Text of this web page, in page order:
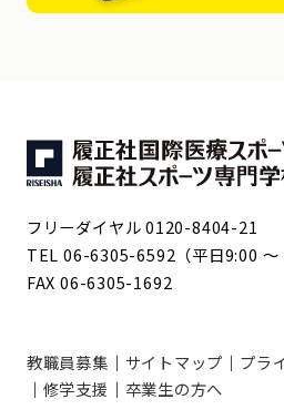
フリーダイヤル 0120-8404-21
TEL 06-6305-6592（平日9:00 ～
FAX 06-6305-1692
教職員募集 サイトマップ プラ
修学支援
卒業生の方へ